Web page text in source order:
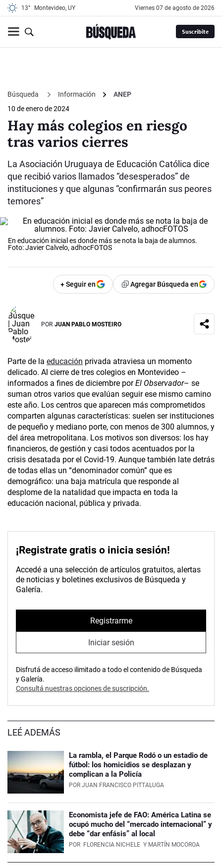
13° Montevideo, UY viernes 07 de agosto de 2026
Suscribite
Búsqueda Información
ANEP
10 de enero de 2024
Hay más colegios en riesgo
tras varios cierres
La Asociación Uruguaya de Educación Católica dice
que recibió varios llamados “desesperados” de
instituciones y que algunas “confirmarán sus peores
temores”
En educación inicial es donde más se nota la baja de alumnos.
Foto: Javier Calvelo, adhocFOTOS
+ Seguir en Agregar Búsqueda en
POR JUAN PABLO MOSTEIRO
Parte de la educación privada atraviesa un momento
delicado. Al cierre de tres colegios en Montevideo –
informados a fines de diciembre porEl Observador– se
suman otros varios que evalúan seguir ese mismo camino
este año. Los centros que aparecen más comprometidos
comparten algunas características: suelen ser instituciones
de pequeño y mediano porte, con menos de 300 alumnos, y
del área metropolitana. Los motivos son diversos: los hay
financieros, de gestión y casi todos acentuados por la
crisis desatada por el Covid-19. Aunque también late detrás
de todas ellas un “denominador común” que es
demográfico: una baja matrícula que responde al
desplome de la natalidad que impacta en toda la
educación nacional, pública y privada.
¡Registrate gratis o inicia sesión!
Accedé a una selección de artículos gratuitos, alertas
de noticias y boletines exclusivos de Búsqueda y
Galería.
Registrarme
Iniciar sesión
Disfrutá de acceso ilimitado a todo el contenido de Búsqueda
y Galería.
Consultá nuestras opciones de suscripción.
LEÉ ADEMÁS
La rambla, el Parque Rodó o un estadio de
fútbol: los homicidios se desplazan y
complican a la Policía
POR JUAN FRANCISCO PITTALUGA
Economista jefe de FAO: América Latina se
ocupó mucho del “mercado internacional” y
debe “dar enfásis” al local
POR FLORENCIA NICHELE Y MARTÍN MOCOROA